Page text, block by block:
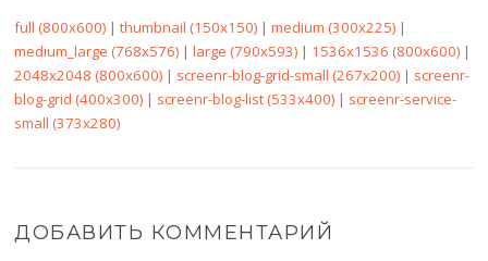
full (800x600) |thumbnail (150x150) |medium (300x225) |
medium_large (768x576) |large (790x593) | 1536x1536 (800x600) |
2048x2048 (800x600) | screenr-blog-grid-small (267x200) | screenr-
blog-grid (400x300) | screenr-blog-list (533x400) | screenr-service-
small (373x280)
ДОБАВИТЬ КОММЕНТАРИЙ